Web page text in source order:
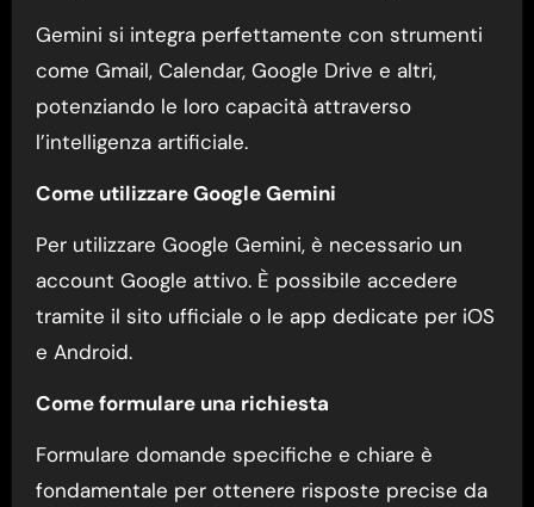
Gemini si integra perfettamente con strumenti
come Gmail, Calendar, Google Drive e altri,
potenziando le loro capacità attraverso
l’intelligenza artificiale.
Come utilizzare Google Gemini
Per utilizzare Google Gemini, è necessario un
account Google attivo. È possibile accedere
tramite il sito ufficiale o le app dedicate per iOS
e Android.
Come formulare una richiesta
Formulare domande specifiche e chiare è
fondamentale per ottenere risposte precise da